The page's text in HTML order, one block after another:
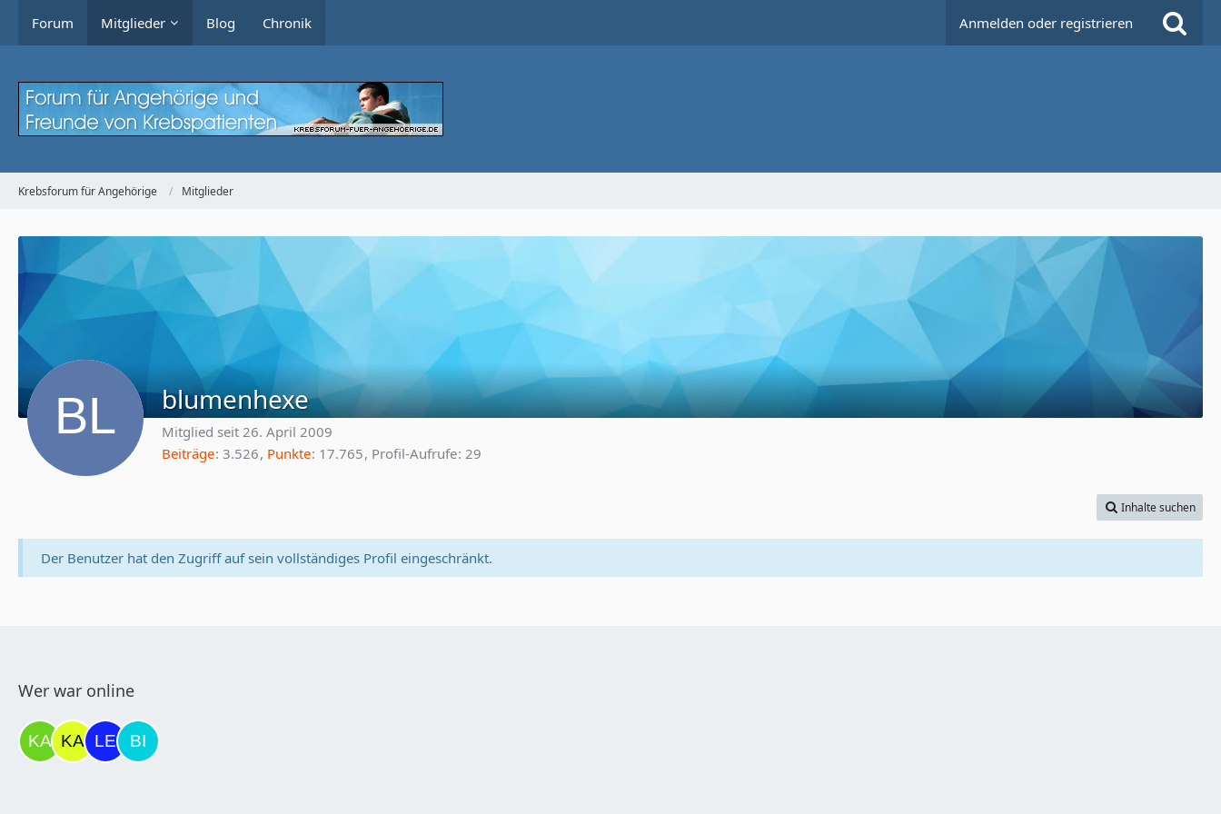
Forum Mitglieder Blog Chronik Anmelden oder registrieren
Krebsforum für Angehörige Mitglieder
blumenhexe
Mitglied seit 26. April 2009
Beiträge 3.526 Punkte 17.765 Profil-Aufrufe 29
Inhalte suchen
Der Benutzer hat den Zugriff auf sein vollständiges Profil eingeschränkt.
Wer war online